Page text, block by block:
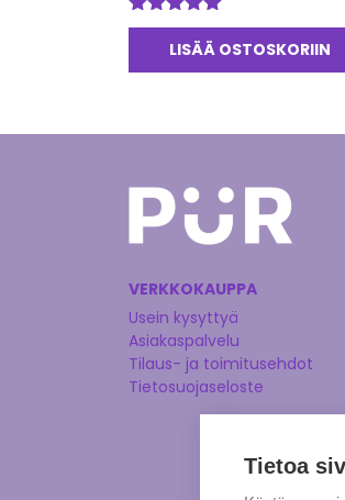
Arvostelu
tuotteesta:
LISÄÄ OSTOSKORIIN
VERKKOKAUPPA
Usein kysyttyä
Asiakaspalvelu
Tilaus- ja toimitusehdot
Tietosuojaseloste
Tietoa